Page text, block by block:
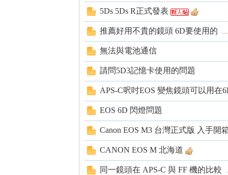
5Ds 5Ds R正式發表
推薦好用不貴的鏡頭 6D要使用的 ...
無法與電池通信
請問5D3記憶卡使用的問題
APS-C呎吋EOS 變焦鏡頭可以用在
EOS 6D 閃燈問題
Canon EOS M3 台灣正式版 入手開
CANON EOS M 北海道
同一鏡頭在 APS-C 與 FF 機的比較